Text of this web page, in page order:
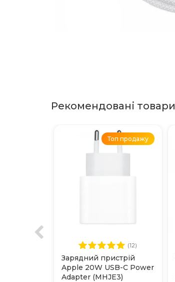
Рекомендовані товари
Топ продажу
(12)
Зарядний пристрій
Apple 20W USB-C Power
Adapter (MHJE3)